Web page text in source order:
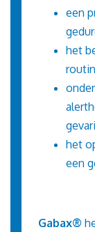
een
het
het
een
Gabax®